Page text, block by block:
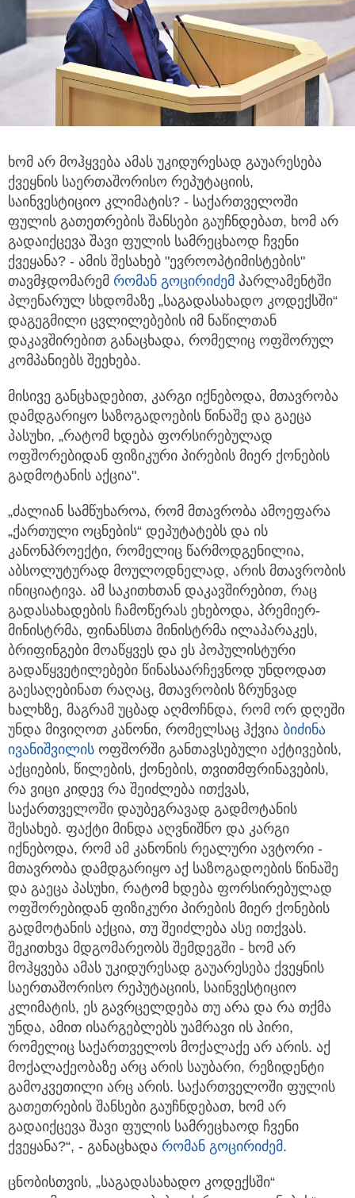
ხომ არ მოჰყვება ამას უკიდურესად გაუარესება
ქვეყნის საერთაშორისო რეპუტაციის,
საინვესტიციო კლიმატის? - საქართველოში
ფულის გათეთრების შანსები გაუჩნდებათ, ხომ არ
გადაიქცევა შავი ფულის სამრეცხაოდ ჩვენი
ქვეყანა? - ამის შესახებ "ევროოპტიმისტების"
თავმჯდომარემ რომან გოცირიძემ პარლამენტში
პლენარულ სხდომაზე „საგადასახადო კოდექსში“
დაგეგმილი ცვლილებების იმ ნაწილთან
დაკავშირებით განაცხადა, რომელიც ოფშორულ
კომპანიებს შეეხება.
მისივე განცხადებით, კარგი იქნებოდა, მთავრობა
დამდგარიყო საზოგადოების წინაშე და გაეცა
პასუხი, „რატომ ხდება ფორსირებულად
ოფშორებიდან ფიზიკური პირების მიერ ქონების
გადმოტანის აქცია".
„ძალიან სამწუხაროა, რომ მთავრობა ამოეფარა
„ქართული ოცნების“ დეპუტატებს და ის
კანონპროექტი, რომელიც წარმოდგენილია,
აბსოლუტურად მოულოდნელად, არის მთავრობის
ინიციატივა. ამ საკითხთან დაკავშირებით, რაც
გადასახადების ჩამოწერას ეხებოდა, პრემიერ-
მინისტრმა, ფინანსთა მინისტრმა ილაპარაკეს,
ბრიფინგები მოაწყვეს და ეს პოპულისტური
გადაწყვეტილებები წინასაარჩევნოდ უნდოდათ
გაესაღებინათ რაღაც, მთავრობის ზრუნვად
ხალხზე, მაგრამ უცბად აღმოჩნდა, რომ ორ დღეში
უნდა მივიღოთ კანონი, რომელსაც ჰქვია ბიძინა
ივანიშვილის ოფშორში განთავსებული აქტივების,
აქციების, წილების, ქონების, თვითმფრინავების,
რა ვიცი კიდევ რა შეიძლება ითქვას,
საქართველოში დაუბეგრავად გადმოტანის
შესახებ. ფაქტი მინდა აღვნიშნო და კარგი
იქნებოდა, რომ ამ კანონის რეალური ავტორი -
მთავრობა დამდგარიყო აქ საზოგადოების წინაშე
და გაეცა პასუხი, რატომ ხდება ფორსირებულად
ოფშორებიდან ფიზიკური პირების მიერ ქონების
გადმოტანის აქცია, თუ შეიძლება ასე ითქვას.
შეკითხვა მდგომარეობს შემდეგში - ხომ არ
მოჰყვება ამას უკიდურესად გაუარესება ქვეყნის
საერთაშორისო რეპუტაციის, საინვესტიციო
კლიმატის, ეს გავრცელდება თუ არა და რა თქმა
უნდა, ამით ისარგებლებს უამრავი ის პირი,
რომელიც საქართველოს მოქალაქე არ არის. აქ
მოქალაქეობაზე არც არის საუბარი, რეზიდენტი
გამოკვეთილი არც არის. საქართველოში ფულის
გათეთრების შანსები გაუჩნდებათ, ხომ არ
გადაიქცევა შავი ფულის სამრეცხაოდ ჩვენი
ქვეყანა?“, - განაცხადა რომან გოცირიძემ.
ცნობისთვის, „საგადასახადო კოდექსში“